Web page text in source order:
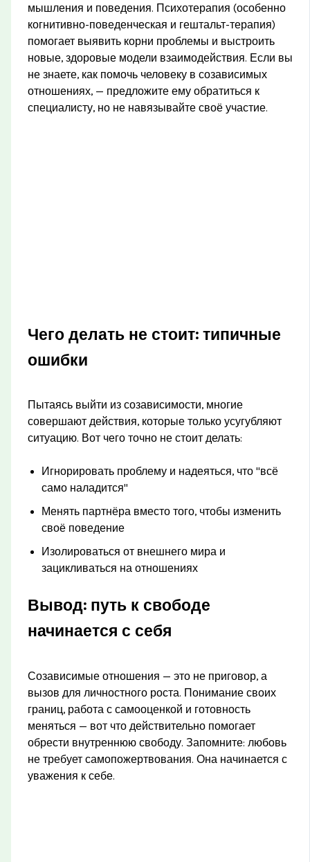
мышления и поведения. Психотерапия (особенно
когнитивно-поведенческая и гештальт-терапия)
помогает выявить корни проблемы и выстроить
новые, здоровые модели взаимодействия. Если вы
не знаете, как помочь человеку в созависимых
отношениях, — предложите ему обратиться к
специалисту, но не навязывайте своё участие.
Чего делать не стоит: типичные
ошибки
Пытаясь выйти из созависимости, многие
совершают действия, которые только усугубляют
ситуацию. Вот чего точно не стоит делать:
Игнорировать проблему и надеяться, что "всё
само наладится"
Менять партнёра вместо того, чтобы изменить
своё поведение
Изолироваться от внешнего мира и
зацикливаться на отношениях
Вывод: путь к свободе
начинается с себя
Созависимые отношения — это не приговор, а
вызов для личностного роста. Понимание своих
границ, работа с самооценкой и готовность
меняться — вот что действительно помогает
обрести внутреннюю свободу. Запомните: любовь
не требует самопожертвования. Она начинается с
уважения к себе.